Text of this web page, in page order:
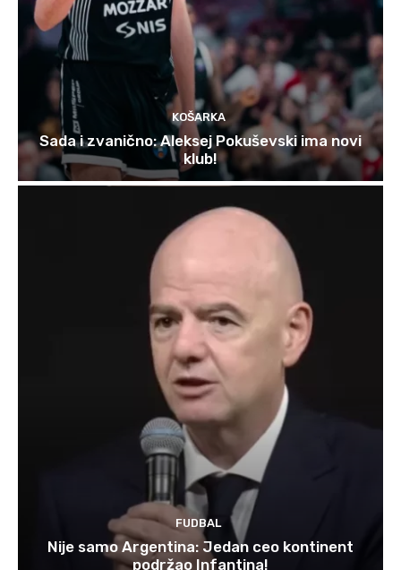
KOŠARKA
Sada i zvanično: Aleksej Pokuševski ima novi
klub!
FUDBAL
Nije samo Argentina: Jedan ceo kontinent
podržao Infantina!